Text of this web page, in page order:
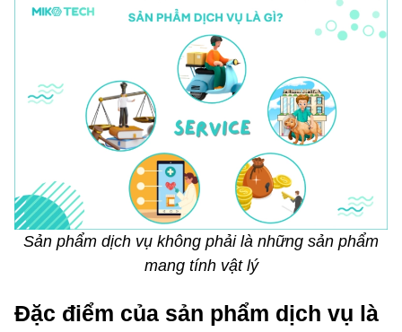
Sản phẩm dịch vụ không phải là những sản phẩm
mang tính vật lý
Đặc điểm của sản phẩm dịch vụ là